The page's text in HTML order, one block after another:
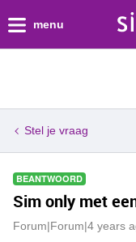
menu
Stel je vraag
BEANTWOORD
Sim only met
Forum|Forum|4 years